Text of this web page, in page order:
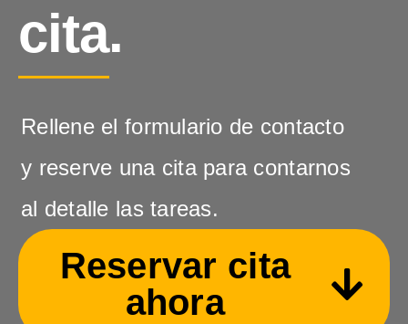
cita.
Rellene el formulario de contacto
y reserve una cita para contarnos
al detalle las tareas.
Reservar cita
ahora